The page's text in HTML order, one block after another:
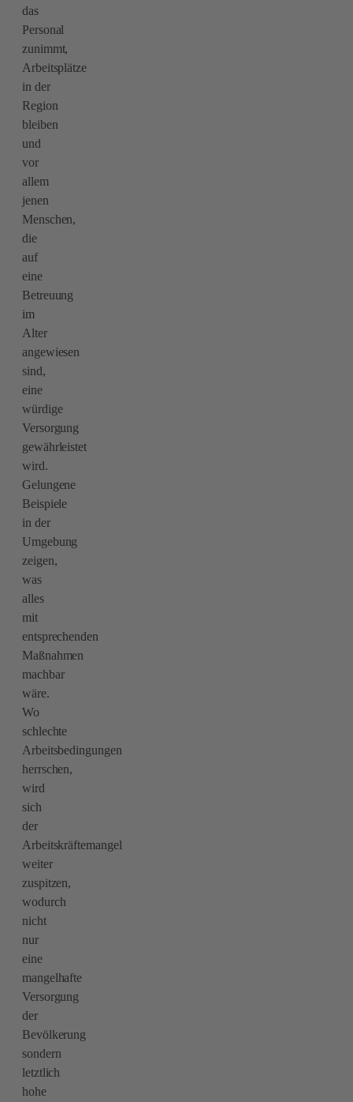
das
Personal
zunimmt,
Arbeitsplätze
in der
Region
bleiben
und
vor
allem
jenen
Menschen,
die
auf
eine
Betreuung
im
Alter
angewiesen
sind,
eine
würdige
Versorgung
gewährleistet
wird.
Gelungene
Beispiele
in der
Umgebung
zeigen,
was
alles
mit
entsprechenden
Maßnahmen
machbar
wäre.
Wo
schlechte
Arbeitsbedingungen
herrschen,
wird
sich
der
Arbeitskräftemangel
weiter
zuspitzen,
wodurch
nicht
nur
eine
mangelhafte
Versorgung
der
Bevölkerung
sondern
letztlich
hohe